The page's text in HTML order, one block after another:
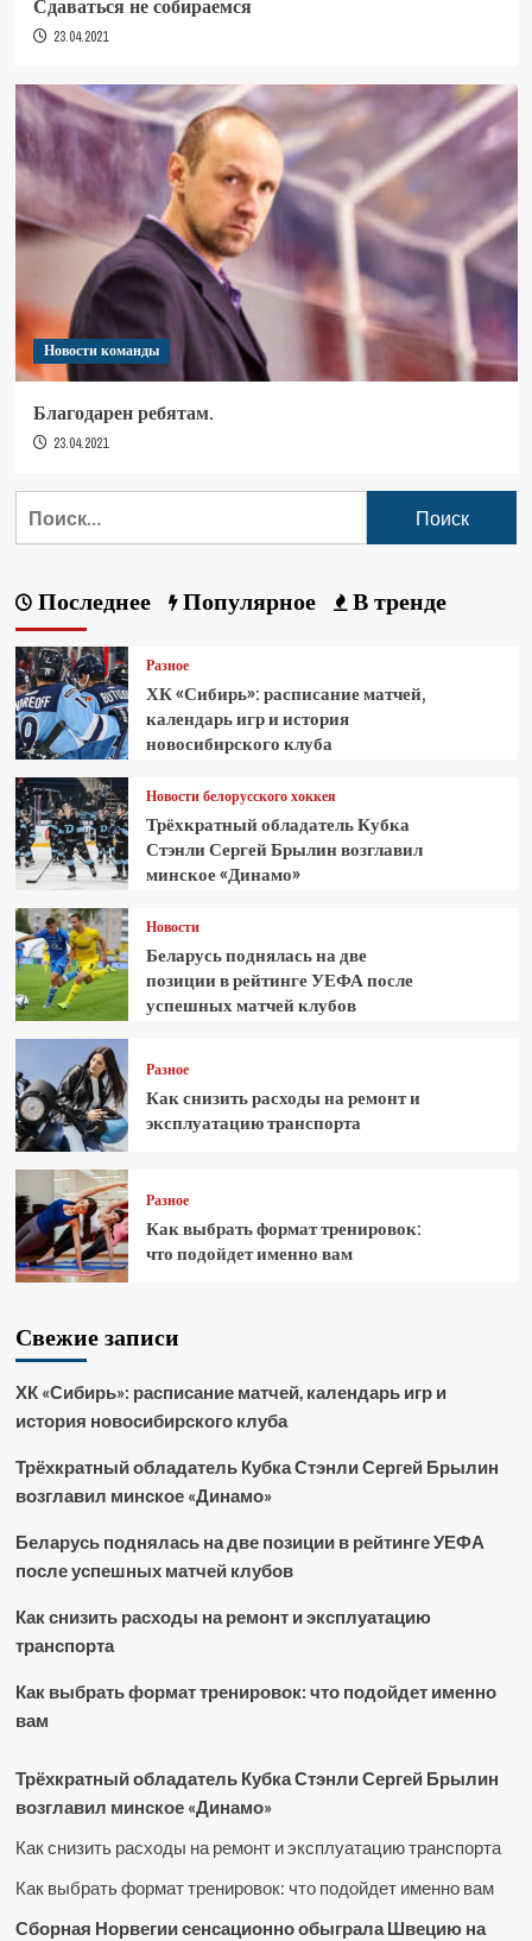
Сдаваться не собираемся
23.04.2021
Новости команды
Благодарен ребятам.
23.04.2021
Последнее Популярное В тренде
Разное
ХК «Сибирь»: расписание матчей,
календарь игр и история
новосибирского клуба
Новости белорусского хоккея
Трёхкратный обладатель Кубка
Стэнли Сергей Брылин возглавил
минское «Динамо»
Новости
Беларусь поднялась на две
позиции в рейтинге УЕФА после
успешных матчей клубов
Разное
Как снизить расходы на ремонт и
эксплуатацию транспорта
Разное
Как выбрать формат тренировок:
что подойдет именно вам
Свежие записи
ХК «Сибирь»: расписание матчей, календарь игр и
история новосибирского клуба
Трёхкратный обладатель Кубка Стэнли Сергей Брылин
возглавил минское «Динамо»
Беларусь поднялась на две позиции в рейтинге УЕФА
после успешных матчей клубов
Как снизить расходы на ремонт и эксплуатацию
транспорта
Как выбрать формат тренировок: что подойдет именно
вам
Трёхкратный обладатель Кубка Стэнли Сергей Брылин
возглавил минское «Динамо»
Как снизить расходы на ремонт и эксплуатацию транспорта
Как выбрать формат тренировок: что подойдет именно вам
Сборная Норвегии сенсационно обыграла Швецию на